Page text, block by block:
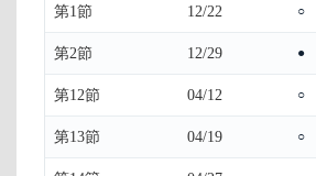
第1節 12/22 ○
第2節 12/29 ●
第12節 04/12 ○
第13節 04/19 ○